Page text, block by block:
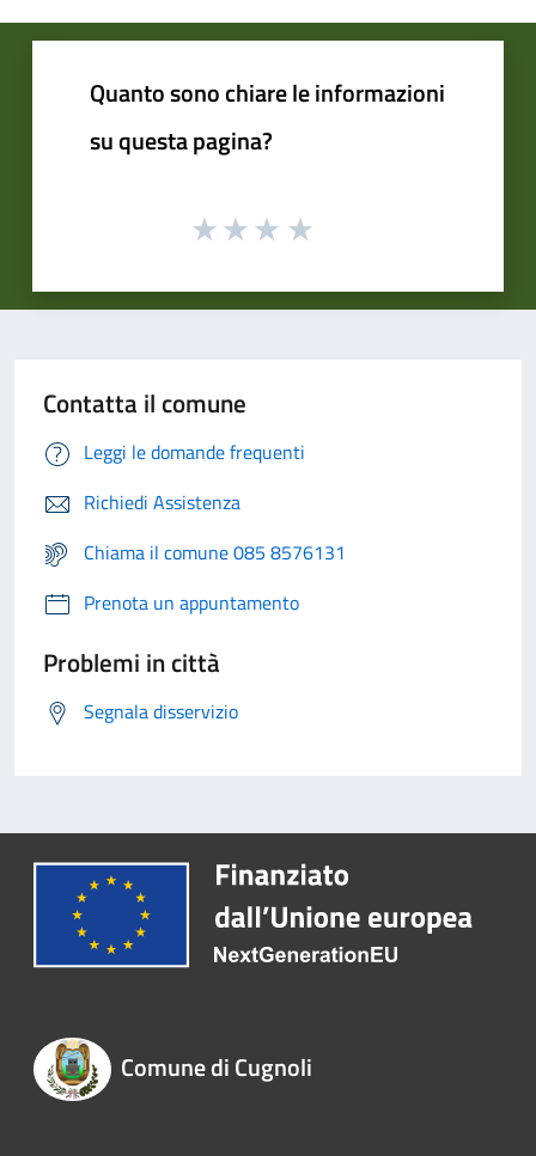
Quanto sono chiare le informazioni
su questa pagina?
Contatta il comune
Leggi le domande frequenti
Richiedi Assistenza
Chiama il comune 085 8576131
Prenota un appuntamento
Problemi in città
Segnala disservizio
Comune di Cugnoli